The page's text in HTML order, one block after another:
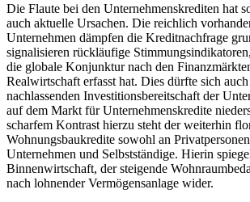
Die Flaute bei den Unternehmenskrediten hat
auch aktuelle Ursachen. Die reichlich
Unternehmen dämpfen die Kreditnachfrage
signalisieren rückläufige
die globale Konjunktur nach den
Realwirtschaft erfasst hat. Dies dürfte sich
nachlassenden Investitionsbereitschaft der
auf dem Markt für Unternehmenskredite
scharfem Kontrast hierzu steht der weiterhin
Wohnungsbaukredite sowohl an
Unternehmen und Selbstständige. Hierin
Binnenwirtschaft, der steigende
nach lohnender Vermögensanlage wider.